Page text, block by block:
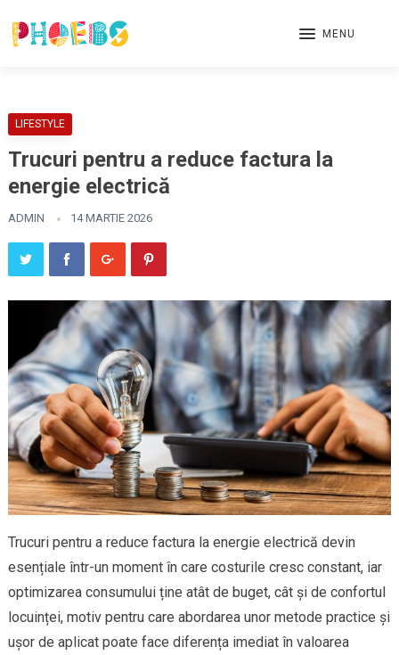
MENU
LIFESTYLE
Trucuri pentru a reduce factura la
energie electrică
ADMIN 14 MARTIE 2026
Trucuri pentru a reduce factura la energie electrică devin
esențiale într-un moment în care costurile cresc constant, iar
optimizarea consumului ține atât de buget, cât și de confortul
locuinței, motiv pentru care abordarea unor metode practice și
ușor de aplicat poate face diferența imediat în valoarea